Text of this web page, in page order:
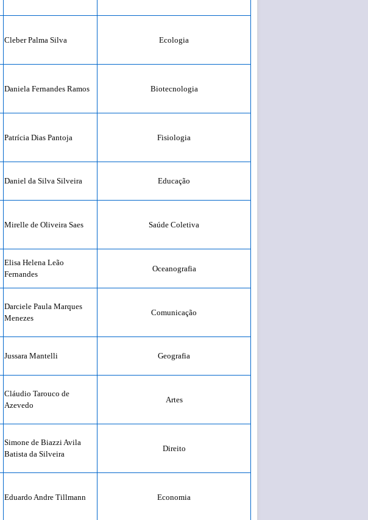
Cleber Palma Silva Ecologia
Daniela Fernandes Ramos Biotecnologia
Patrícia Dias Pantoja Fisiologia
Daniel da Silva Silveira Educação
Mirelle de Oliveira Saes Saúde Coletiva
Elisa Helena Leão
Fernandes
Oceanografia
Darciele Paula Marques
Menezes
Comunicação
Jussara Mantelli Geografia
Cláudio Tarouco de
Azevedo
Artes
Simone de Biazzi Avila
Batista da Silveira
Direito
Eduardo Andre Tillmann Economia